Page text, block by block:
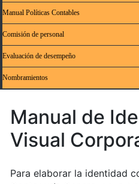
Manual Políticas Contables
Comisión de personal
Evaluación de desempeño
Nombramientos
Manual de
Visual
Para elaborar la identidad